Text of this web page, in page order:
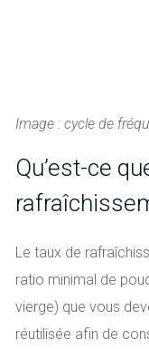
Image : cycle de
Qu’est-ce
Le taux de
ratio minimal de
vierge) que vous
réutilisée afin de